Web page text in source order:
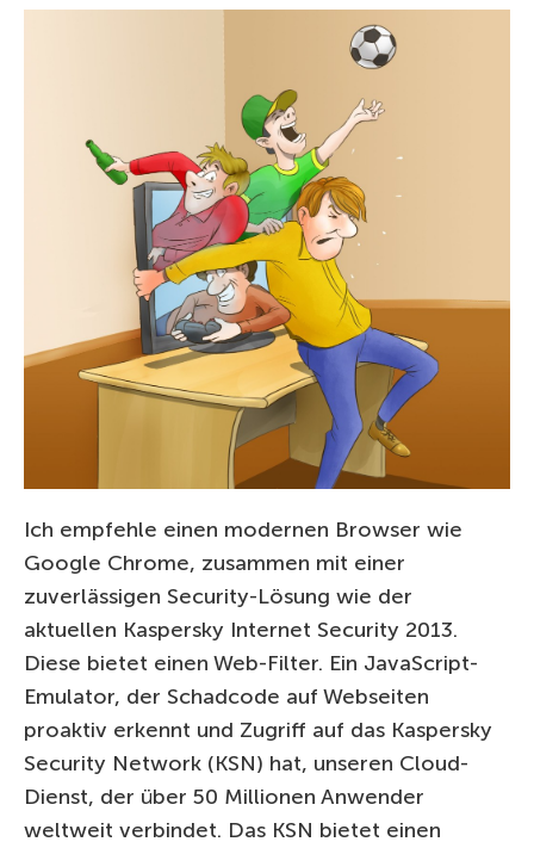
Ich empfehle einen modernen Browser wie
Google Chrome, zusammen mit einer
zuverlässigen Security-Lösung wie der
aktuellen Kaspersky Internet Security 2013.
Diese bietet einen Web-Filter. Ein JavaScript-
Emulator, der Schadcode auf Webseiten
proaktiv erkennt und Zugriff auf das Kaspersky
Security Network (KSN) hat, unseren Cloud-
Dienst, der über 50 Millionen Anwender
weltweit verbindet. Das KSN bietet einen